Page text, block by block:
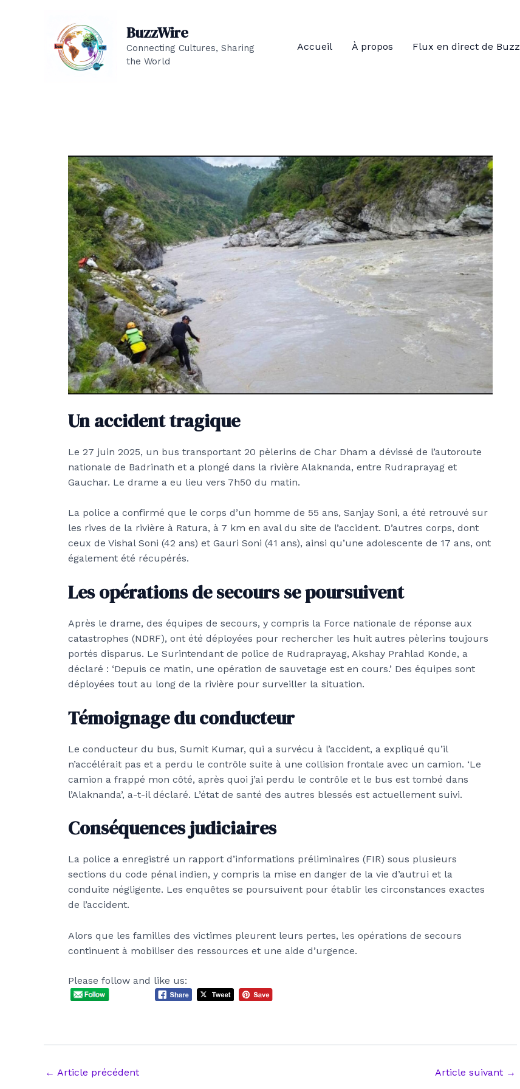
BuzzWire
Connecting Cultures, Sharing
the World
Accueil À propos Flux en direct de Buzz
Un accident tragique
Le 27 juin 2025, un bus transportant 20 pèlerins de Char Dham a dévissé de l’autoroute
nationale de Badrinath et a plongé dans la rivière Alaknanda, entre Rudraprayag et
Gauchar. Le drame a eu lieu vers 7h50 du matin.
La police a confirmé que le corps d’un homme de 55 ans, Sanjay Soni, a été retrouvé sur
les rives de la rivière à Ratura, à 7 km en aval du site de l’accident. D’autres corps, dont
ceux de Vishal Soni (42 ans) et Gauri Soni (41 ans), ainsi qu’une adolescente de 17 ans, ont
également été récupérés.
Les opérations de secours se poursuivent
Après le drame, des équipes de secours, y compris la Force nationale de réponse aux
catastrophes (NDRF), ont été déployées pour rechercher les huit autres pèlerins toujours
portés disparus. Le Surintendant de police de Rudraprayag, Akshay Prahlad Konde, a
déclaré : ‘Depuis ce matin, une opération de sauvetage est en cours.’ Des équipes sont
déployées tout au long de la rivière pour surveiller la situation.
Témoignage du conducteur
Le conducteur du bus, Sumit Kumar, qui a survécu à l’accident, a expliqué qu’il
n’accélérait pas et a perdu le contrôle suite à une collision frontale avec un camion. ‘Le
camion a frappé mon côté, après quoi j’ai perdu le contrôle et le bus est tombé dans
l’Alaknanda’, a-t-il déclaré. L’état de santé des autres blessés est actuellement suivi.
Conséquences judiciaires
La police a enregistré un rapport d’informations préliminaires (FIR) sous plusieurs
sections du code pénal indien, y compris la mise en danger de la vie d’autrui et la
conduite négligente. Les enquêtes se poursuivent pour établir les circonstances exactes
de l’accident.
Alors que les familles des victimes pleurent leurs pertes, les opérations de secours
continuent à mobiliser des ressources et une aide d’urgence.
Please follow and like us:
Navigation
← Article précédent Article suivant →